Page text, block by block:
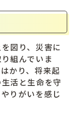
図り、災害に
組んでいま
かり、将来起
活と生命を守
りがいを感じ